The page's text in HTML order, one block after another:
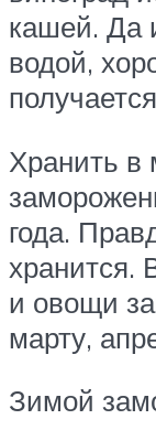
кашей. Да
водой,
Хранить в
года.
хранится.
и овощи
марту,
Зимой